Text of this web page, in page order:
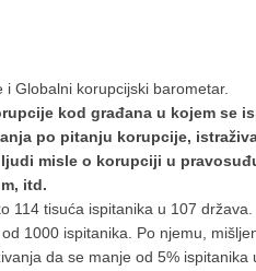
Globalni korupcijski barometar.
kod građana u kojem se
po pitanju korupcije,
misle o korupciji u
itd.
tisuća ispitanika u 107 država.
1000 ispitanika. Po njemu,
da se manje od 5% ispitanika